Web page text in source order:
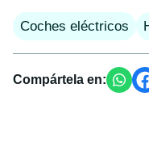
Coches eléctricos
Compártela en: